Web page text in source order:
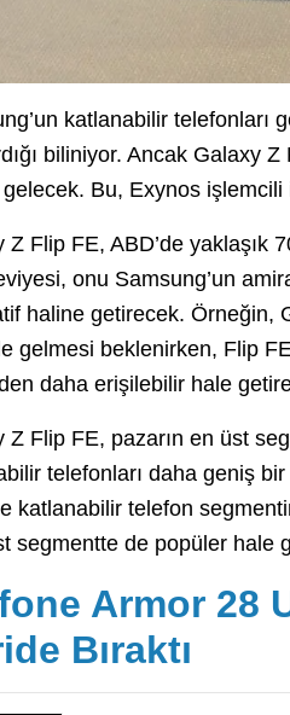
katlanabilir telefonları
biliniyor. Ancak Galaxy
Bu, Exynos
Z Flip FE, ABD’de yaklaşık
onu Samsung’un
haline getirecek. Örneğin,
gelmesi beklenirken, Flip
daha erişilebilir hale
Z Flip FE, pazarın en üst
telefonları daha geniş
katlanabilir telefon
segmentte de popüler hale
Armor 28
Bıraktı